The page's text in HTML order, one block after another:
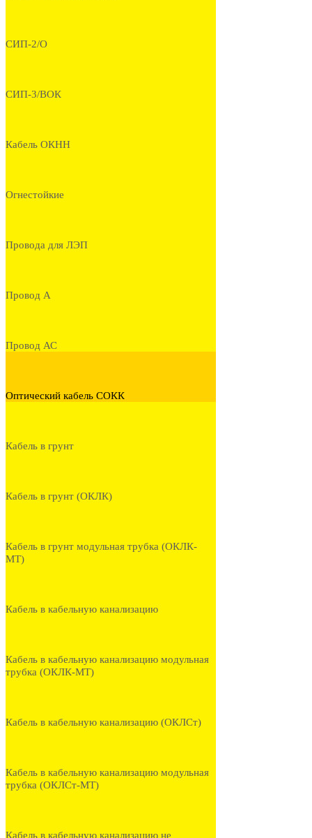
СИП-2/О
СИП-3/ВОК
Кабель ОКНН
Огнестойкие
Провода для ЛЭП
Провод А
Провод АС
Оптический кабель СОКК
Кабель в грунт
Кабель в грунт (ОКЛК)
Кабель в грунт модульная трубка (ОКЛК-
МТ)
Кабель в кабельную канализацию
Кабель в кабельную канализацию модульная
трубка (ОКЛК-МТ)
Кабель в кабельную канализацию (ОКЛСт)
Кабель в кабельную канализацию модульная
трубка (ОКЛСт-МТ)
Кабель в кабельную канализацию не